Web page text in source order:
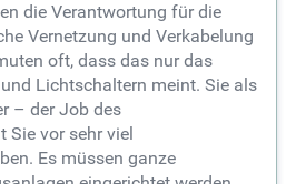
die Verantwortung für die
Vernetzung und Verkabelung
oft, dass das nur das
Lichtschaltern meint. Sie als
– der Job des
Sie vor sehr viel
Es müssen ganze